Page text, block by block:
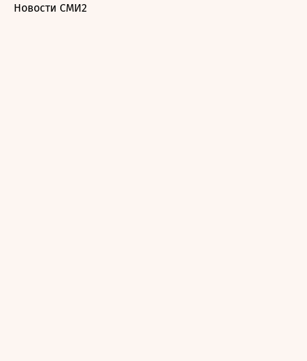
Новости СМИ2